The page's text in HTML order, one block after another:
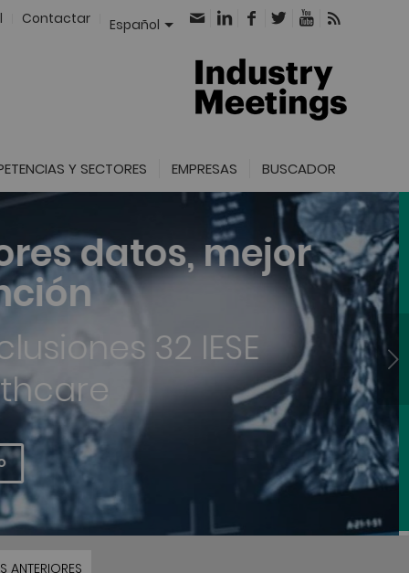
Contactar Español
Y SECTORES EMPRESAS BUSCADOR
Posterior
ANTERIORES